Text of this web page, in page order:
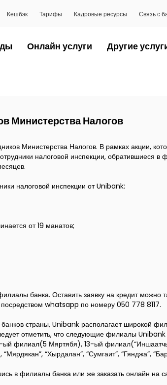
Кешбэк Тарифы Кадровые ресурсы Связь с
Онлайн услуги Другие
Министерства Налогов
Министерства Налогов. В рамках акции,
налоговой инспекции, обратившиеся
налоговой инспекции от Unibank:
от 19 манатов;
банка. Оставить заявку на кредит
whatsapp по номеру 050 778 8117.
страны, Unibank располагает широкой
отметить, что следующие филиалы Unibank
филиал(5 Мяртябя), 13-ый
“Хырдалан”, “Сумгаит”, “Гянджа”,
в филиалы банка или же заказать онлайн